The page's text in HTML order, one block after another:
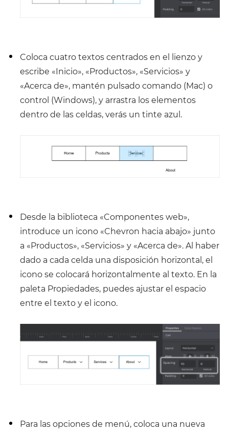
Coloca cuatro textos centrados en el lienzo y
escribe «Inicio», «Productos», «Servicios» y
«Acerca de», mantén pulsado comando (Mac) o
control (Windows), y arrastra los elementos
dentro de las celdas, verás un tinte azul.
Desde la biblioteca «Componentes web»,
introduce un icono «Chevron hacia abajo» junto
a «Productos», «Servicios» y «Acerca de». Al haber
dado a cada celda una disposición horizontal, el
icono se colocará horizontalmente al texto. En la
paleta Propiedades, puedes ajustar el espacio
entre el texto y el icono.
Para las opciones de menú, coloca una nueva